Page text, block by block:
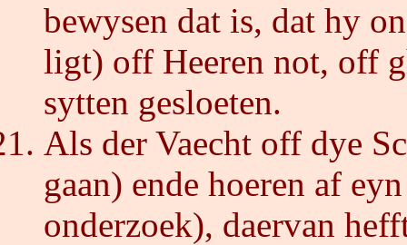
bewysen dat is, dat hy
ligt) off Heeren not, off
sytten gesloeten.
Als der Vaecht off dye
gaan) ende hoeren af
onderzoek), daervan